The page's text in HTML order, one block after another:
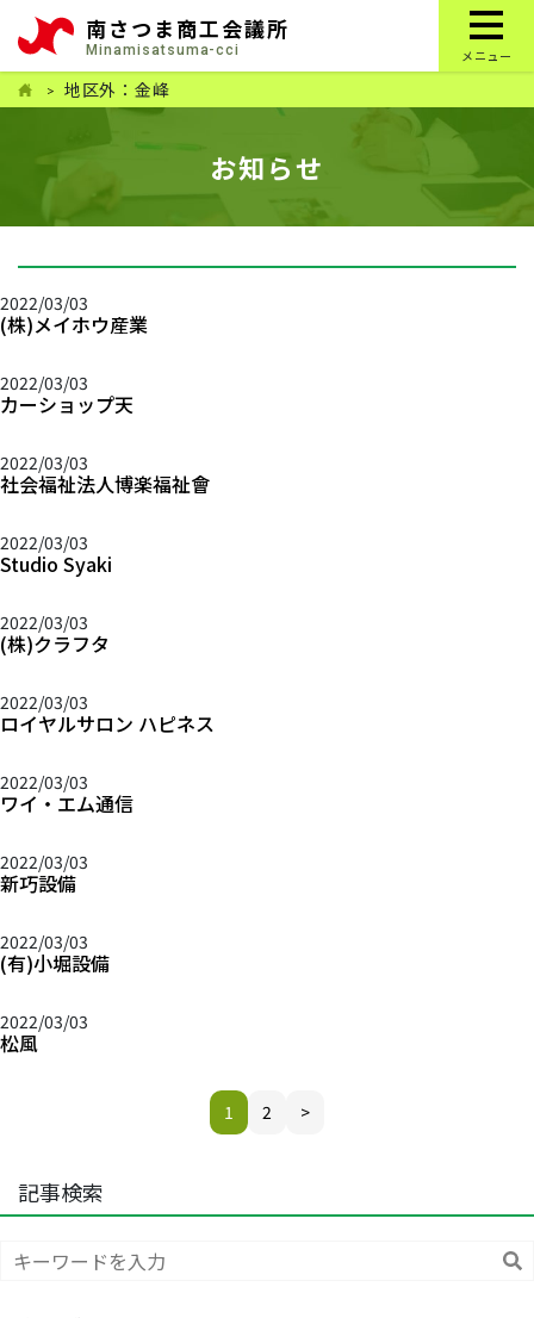
南さつま商工会議所
Minamisatsuma-cci メニュー
地区外：金峰
お知らせ
2022/03/03
(株)メイホウ産業
2022/03/03
カーショップ天
2022/03/03
社会福祉法人博楽福祉會
2022/03/03
Studio Syaki
2022/03/03
(株)クラフタ
2022/03/03
ロイヤルサロン ハピネス
2022/03/03
ワイ・エム通信
2022/03/03
新巧設備
2022/03/03
(有)小堀設備
2022/03/03
松風
1 2 >
記事検索